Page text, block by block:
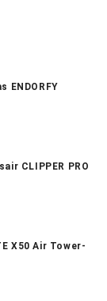
ENDORFY
CLIPPER PRO
X50 Air Tower-